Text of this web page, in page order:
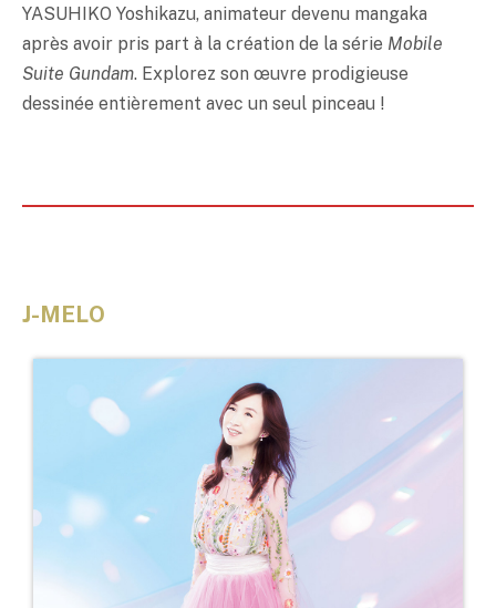
YASUHIKO Yoshikazu, animateur devenu mangaka
après avoir pris part à la création de la série Mobile
Suite Gundam. Explorez son œuvre prodigieuse
dessinée entièrement avec un seul pinceau !
J-MELO